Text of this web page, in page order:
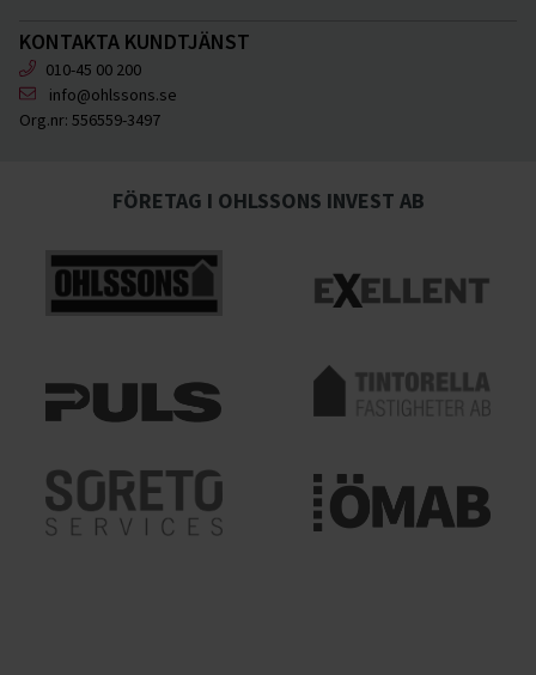
KONTAKTA KUNDTJÄNST
010-45 00 200
info@ohlssons.se
Org.nr: 556559-3497
FÖRETAG I OHLSSONS INVEST AB